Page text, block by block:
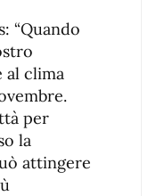
“Quando
al clima
per
la
attingere